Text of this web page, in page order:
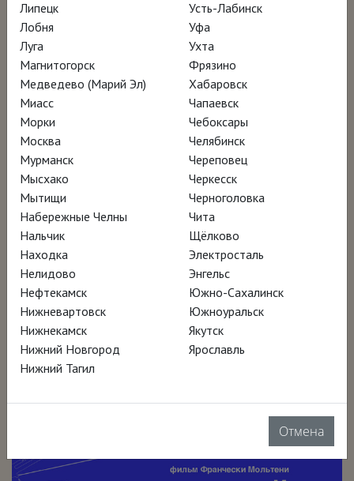
Венеции – участник программы
Миланский кинофестиваль дизайна –
участник программы
Архитектурный кинофестиваль в
Роттердаме – участник программы
Фестиваль фильмов об архитектуре в
Лиссабоне – участник программы
Липецк
Лобня
Луга
Магнитогорск
Медведево (Марий Эл)
Миасс
Морки
Москва
Мурманск
Мысхако
Мытищи
Набережные Челны
Нальчик
Находка
Нелидово
Нефтекамск
Нижневартовск
Нижнекамск
Нижний Новгород
Нижний Тагил
Усть-Лабинск
Уфа
Ухта
Фрязино
Хабаровск
Чапаевск
Чебоксары
Челябинск
Череповец
Черкесск
Черноголовка
Чита
Щёлково
Электросталь
Энгельс
Южно-Сахалинск
Южноуральск
Якутск
Ярославль
Отмена